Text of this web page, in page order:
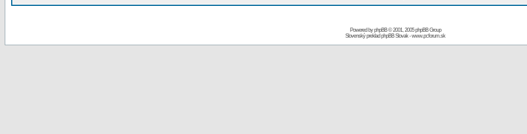
Powered byphpBB© 2001, 2005 phpBB Group
Slovenský preklad phpBB Slovak-www.pcforum.sk